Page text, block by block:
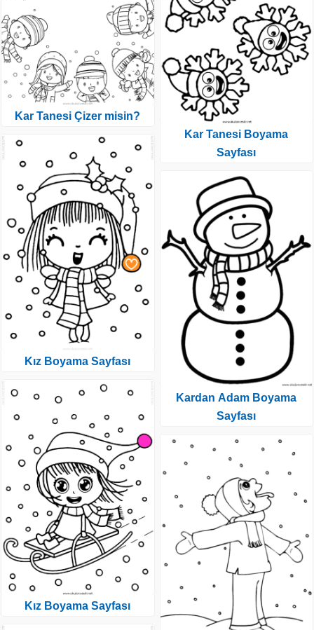
Kar Tanesi Çizer misin?
Kız Boyama Sayfası
Kız Boyama Sayfası
Kar Tanesi Boyama
Sayfası
Kardan Adam Boyama
Sayfası